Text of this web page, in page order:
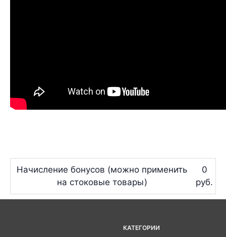
Начисление бонусов (можно применить
на стоковые товары)
0
руб.
КАТЕГОРИИ